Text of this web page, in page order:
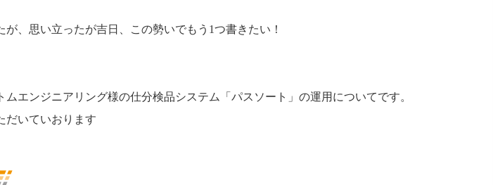
、思い立ったが吉日、この勢いでもう1つ書きたい！
エンジニアリング様の仕分検品システム「パスソート」の運用についてです。
だいていおります